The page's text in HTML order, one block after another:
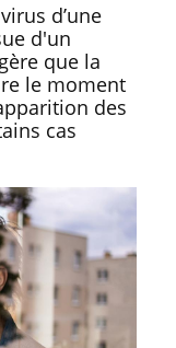
d’une
d'un
que la
le moment
des
cas